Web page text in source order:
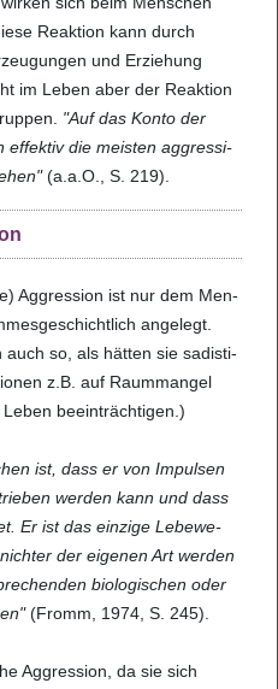
Reak­tion kann durch
und Erzie­hung
im Leben aber der Reak­tion
"Auf das Konto der
effek­tiv die meis­ten aggres­si­
(a.a.O., S. 219).
Aggres­sion ist nur dem Men­
ange­legt.
auch so, als hät­ten sie sadis­ti­
z.B. auf Raum­man­gel
beein­träch­ti­gen.)
ist, dass er von Impul­sen
wer­den kann und dass
Er ist das ein­zige Lebe­we­
der eige­nen Art wer­den
bio­lo­gi­schen oder
(Fromm, 1974, S. 245).
Aggres­sion, da sie sich